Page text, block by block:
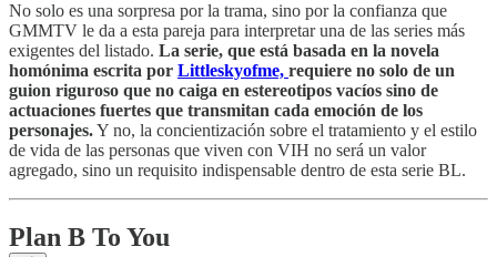
No solo es una sorpresa por la trama, sino por la confianza que
GMMTV le da a esta pareja para interpretar una de las series más
exigentes del listado. La serie, que está basada en la novela
homónima escrita por Littleskyofme, requiere no solo de un
guion riguroso que no caiga en estereotipos vacíos sino de
actuaciones fuertes que transmitan cada emoción de los
personajes.Y no, la concientización sobre el tratamiento y el estilo
de vida de las personas que viven con VIH no será un valor
agregado, sino un requisito indispensable dentro de esta serie BL.
Plan B To You